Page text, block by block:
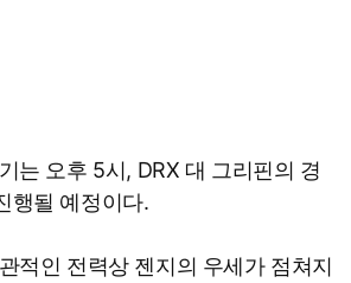
는 오후 5시, DRX 대 그리핀의 경
행될 예정이다.
적인 전력상 젠지의 우세가 점쳐지